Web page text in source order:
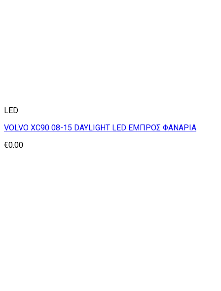
LED
VOLVO XC90 08-15 DAYLIGHT LED ΕΜΠΡΟΣ ΦΑΝΑΡΙΑ
€0.00